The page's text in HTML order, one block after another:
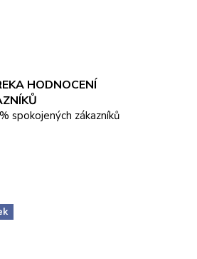
HODNOCENÍ
spokojených zákazníků